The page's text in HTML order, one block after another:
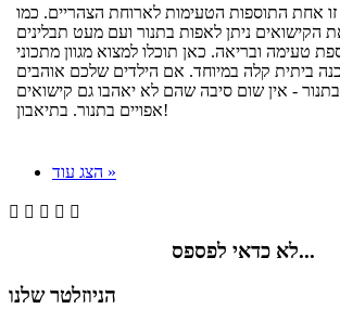
זו אחת התוספות הטעימות לארוחת הצהריים. כמו
הקישואים ניתן לאפות בתנור ועם מעט תבלינים
טעימה ובריאה. כאן תוכלו למצוא מגוון מתכוני
ביתית קלה במיוחד. אם הילדים שלכם אוהבים
בתנור - אין שום סיבה שהם לא יאהבו גם קישואים
אפויים בתנור. בתיאבון!
הצג עוד »
    
לא כדאי לפספס...
הניוזלטר שלנו